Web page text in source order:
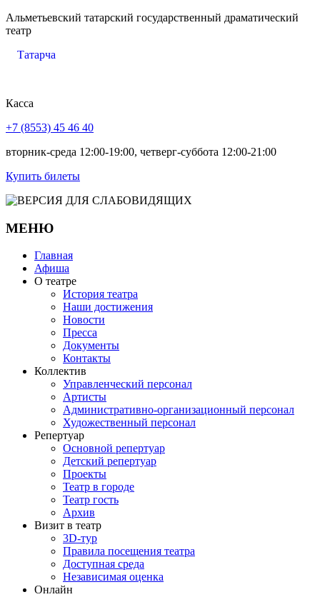
Альметьевский татарский государственный драматический
театр
Татарча
Касса
+7 (8553) 45 46 40
вторник-среда 12:00-19:00, четверг-суббота 12:00-21:00
Купить билеты
МЕНЮ
Главная
Афиша
О театре
История театра
Наши достижения
Новости
Пресса
Документы
Контакты
Коллектив
Управленческий персонал
Артисты
Административно-организационный персонал
Художественный персонал
Репертуар
Основной репертуар
Детский репертуар
Проекты
Театр в городе
Театр гость
Архив
Визит в театр
3D-тур
Правила посещения театра
Доступная среда
Независимая оценка
Онлайн